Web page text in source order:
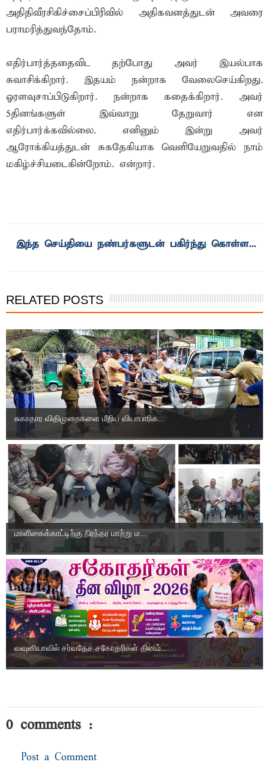
அதிதிவீரசிகிச்சைப்பிரிவில் அதிகவனத்துடன் அவரை
பராமரித்துவந்தோம்.
எதிர்பார்த்ததைவிட தற்போது அவர் இயல்பாக
சுவாசிக்கிறார். இதயம் நன்றாக வேலைசெய்கிறது.
ஓரளவுசாப்பிடுகிறார். நன்றாக கதைக்கிறார். அவர்
5தினங்களுள் இவ்வாறு தேறுவார் என
எதிர்பார்க்கவில்லை. எனினும் இன்று அவர்
ஆரோக்கியத்துடன் சுகதேகியாக வெளியேறுவதில் நாம்
மகிழ்ச்சியடைகின்றோம். என்றார்.
RELATED POSTS
சுகாதார விதிமுறைகளை மீறிய வியாபாரிக...
மாளிகைக்காட்டிற்கு நிரந்தர மாற்று ம...
வவுனியாவில் சர்வதேச சகோதரிகள் தினம்...
0 comments :
Post a Comment